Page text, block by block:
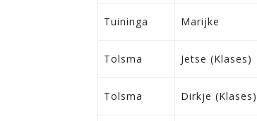
Tuininga Marijke
Tolsma Jetse (Klases)
Tolsma Dirkje (Klases)